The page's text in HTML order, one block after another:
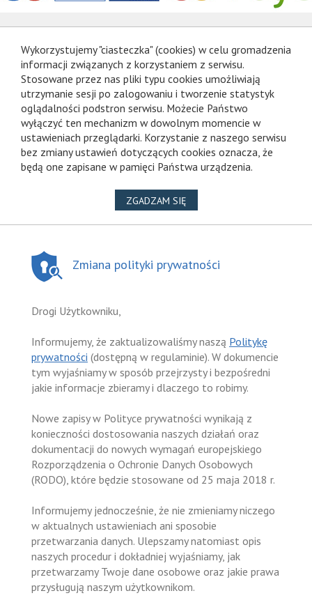
Wykorzystujemy "ciasteczka" (cookies) w celu gromadzenia
informacji związanych z korzystaniem z serwisu.
Stosowane przez nas pliki typu cookies umożliwiają
utrzymanie sesji po zalogowaniu i tworzenie statystyk
oglądalności podstron serwisu. Możecie Państwo
wyłączyć ten mechanizm w dowolnym momencie w
ustawieniach przeglądarki. Korzystanie z naszego serwisu
bez zmiany ustawień dotyczących cookies oznacza, że
będą one zapisane w pamięci Państwa urządzenia.
ZGADZAM SIĘNA WYKORZYSTANIE PLIKÓW
Zmiana polityki prywatności
Drogi Użytkowniku,
Informujemy, że zaktualizowaliśmy naszą Politykę
prywatności (dostępną w regulaminie). W dokumencie
tym wyjaśniamy w sposób przejrzysty i bezpośredni
jakie informacje zbieramy i dlaczego to robimy.
Nowe zapisy w Polityce prywatności wynikają z
konieczności dostosowania naszych działań oraz
dokumentacji do nowych wymagań europejskiego
Rozporządzenia o Ochronie Danych Osobowych
(RODO), które będzie stosowane od 25 maja 2018 r.
Informujemy jednocześnie, że nie zmieniamy niczego
w aktualnych ustawieniach ani sposobie
przetwarzania danych. Ulepszamy natomiast opis
naszych procedur i dokładniej wyjaśniamy, jak
przetwarzamy Twoje dane osobowe oraz jakie prawa
przysługują naszym użytkownikom.